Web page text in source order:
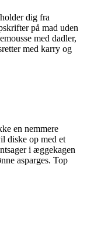
dig fra
på mad uden
med dadler,
med karry og
en nemmere
diske op med et
i æggekagen
asparges. Top